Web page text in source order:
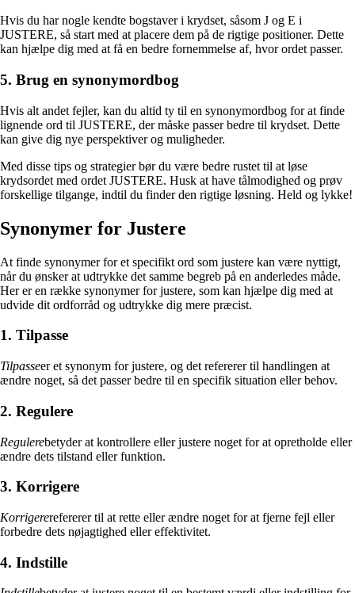
Hvis du har nogle kendte bogstaver i krydset, såsom J og E i
JUSTERE, så start med at placere dem på de rigtige positioner. Dette
kan hjælpe dig med at få en bedre fornemmelse af, hvor ordet passer.
5. Brug en synonymordbog
Hvis alt andet fejler, kan du altid ty til en synonymordbog for at finde
lignende ord til JUSTERE, der måske passer bedre til krydset. Dette
kan give dig nye perspektiver og muligheder.
Med disse tips og strategier bør du være bedre rustet til at løse
krydsordet med ordet JUSTERE. Husk at have tålmodighed og prøv
forskellige tilgange, indtil du finder den rigtige løsning. Held og lykke!
Synonymer for Justere
At finde synonymer for et specifikt ord som justere kan være nyttigt,
når du ønsker at udtrykke det samme begreb på en anderledes måde.
Her er en række synonymer for justere, som kan hjælpe dig med at
udvide dit ordforråd og udtrykke dig mere præcist.
1. Tilpasse
Tilpasseer et synonym for justere, og det refererer til handlingen at
ændre noget, så det passer bedre til en specifik situation eller behov.
2. Regulere
Regulerebetyder at kontrollere eller justere noget for at opretholde eller
ændre dets tilstand eller funktion.
3. Korrigere
Korrigererefererer til at rette eller ændre noget for at fjerne fejl eller
forbedre dets nøjagtighed eller effektivitet.
4. Indstille